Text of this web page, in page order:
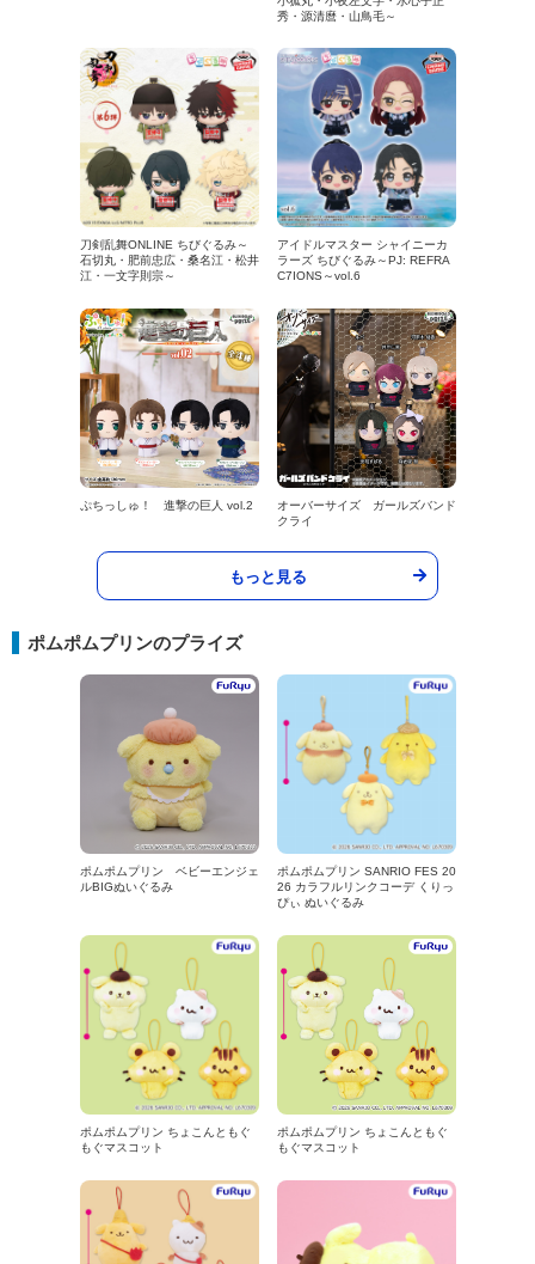
秀・源清麿・山鳥毛～
刀剣乱舞ONLINE ちびぐるみ～
石切丸・肥前忠広・桑名江・松井
江・一文字則宗～
アイドルマスター シャイニーカ
ラーズ ちびぐるみ～PJ: REFRA
C7IONS～vol.6
ぷちっしゅ！ 進撃の巨人 vol.2
オーバーサイズ ガールズバンド
クライ
もっと見る
ポムポムプリンのプライズ
ポムポムプリン ベビーエンジェ
ルBIGぬいぐるみ
ポムポムプリン SANRIO FES 20
26 カラフルリンクコーデ くりっ
ぴぃ ぬいぐるみ
ポムポムプリン ちょこんともぐ
もぐマスコット
ポムポムプリン ちょこんともぐ
もぐマスコット